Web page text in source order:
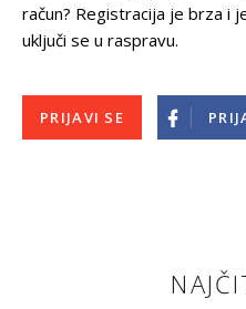
račun? Registracija je brza i
uključi se u raspravu.
PRIJAVI SE